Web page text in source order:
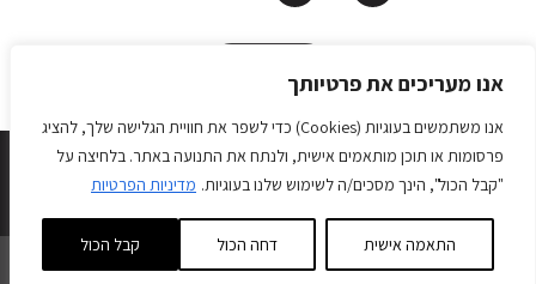
אנו מעריכים את פרטיותך
אנו משתמשים בעוגיות (Cookies) כדי לשפר את חוויית הגלישה שלך, להציג
פרסומות או תוכן מותאמים אישית, ולנתח את התנועה באתר. בלחיצה על
"קבל הכול", הינך מסכים/ה לשימוש שלנו בעוגיות. מדיניות הפרטיות
התאמה אישית דחה הכול קבל הכול
תאמו פגישה
OFFIX © All rights reserved 2026.
Develope by Matat Web Application